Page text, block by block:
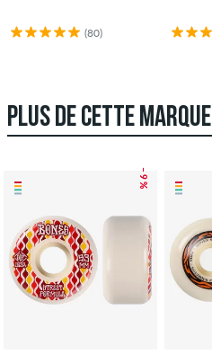
(80)
PLUS DE CETTE MARQUE
– 9 %